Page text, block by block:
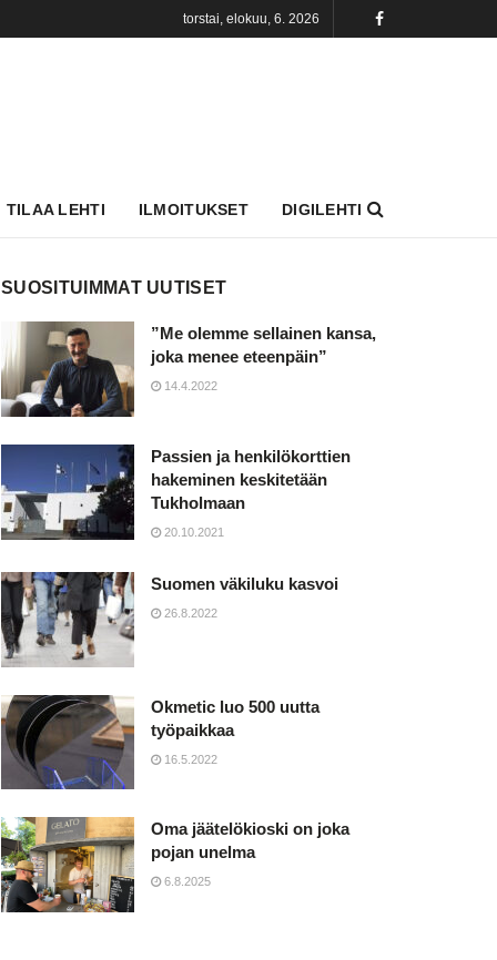
torstai, elokuu, 6. 2026
TILAA LEHTI ILMOITUKSET DIGILEHTI
SUOSITUIMMAT UUTISET
”Me olemme sellainen kansa,
joka menee eteenpäin”
14.4.2022
Passien ja henkilökorttien
hakeminen keskitetään
Tukholmaan
20.10.2021
Suomen väkiluku kasvoi
26.8.2022
Okmetic luo 500 uutta
työpaikkaa
16.5.2022
Oma jäätelökioski on joka
pojan unelma
6.8.2025